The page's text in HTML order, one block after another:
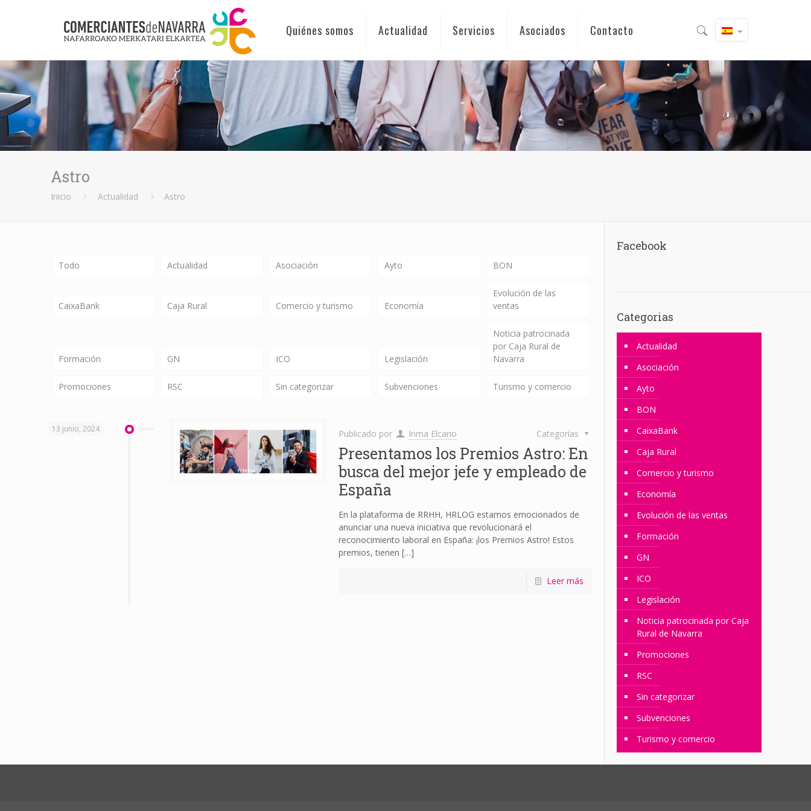
Quiénes somos Actualidad Servicios Asociados Contacto
Astro
Inicio Actualidad Astro
Todo Actualidad Asociación Ayto BON
CaixaBank Caja Rural Comercio y turismo Economía
Evolución de las
ventas
Formación GN ICO Legislación
Noticia patrocinada
por Caja Rural de
Navarra
Promociones RSC Sin categorizar Subvenciones Turismo y comercio
13 junio, 2024 Publicado por Inma Elcano Categorías
Presentamos los Premios Astro: En
busca del mejor jefe y empleado de
España
En la plataforma de RRHH, HRLOG estamos emocionados de
anunciar una nueva iniciativa que revolucionará el
reconocimiento laboral en España: ¡los Premios Astro! Estos
premios, tienen […]
Leer más
Facebook
Categorias
Actualidad
Asociación
Ayto
BON
CaixaBank
Caja Rural
Comercio y turismo
Economía
Evolución de las ventas
Formación
GN
ICO
Legislación
Noticia patrocinada por Caja
Rural de Navarra
Promociones
RSC
Sin categorizar
Subvenciones
Turismo y comercio